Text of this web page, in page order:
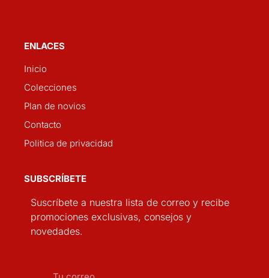
ENLACES
Inicio
Colecciones
Plan de novios
Contacto
Politica de privacidad
SUBSCRÍBETE
Suscríbete a nuestra lista de correo y recibe
promociones exclusivas, consejos y
novedades.